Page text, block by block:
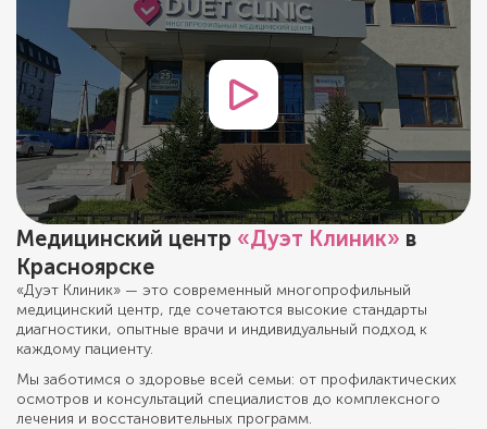
Медицинский центр «Дуэт Клиник» в
Красноярске
«Дуэт Клиник» — это современный многопрофильный
медицинский центр, где сочетаются высокие стандарты
диагностики, опытные врачи и индивидуальный подход к
каждому пациенту.
Мы заботимся о здоровье всей семьи: от профилактических
осмотров и консультаций специалистов до комплексного
лечения и восстановительных программ.